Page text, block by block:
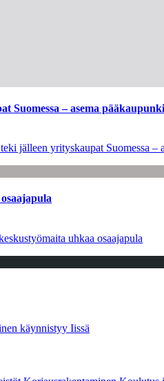
– asema
jälleen yrityskaupat Suomessa –
uhkaa osaajapula
käynnistyy Iissä